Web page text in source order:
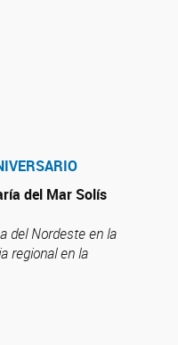
del Mar Solís
del Nordeste en la
regional en la